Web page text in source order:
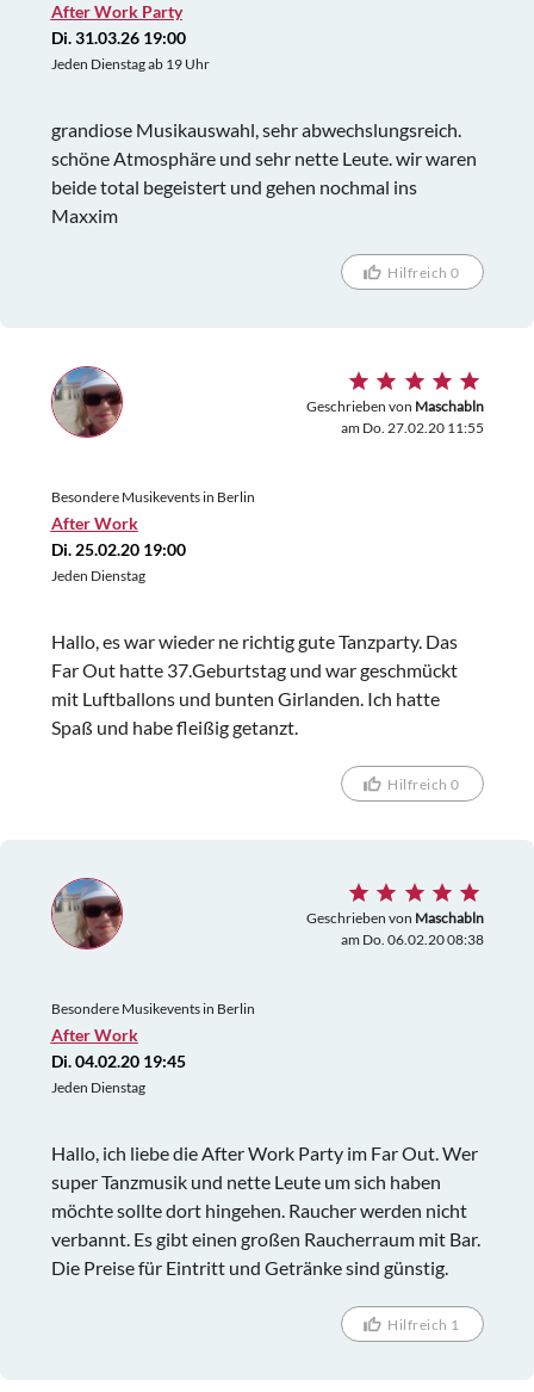
After Work Party
Di. 31.03.26 19:00
Jeden Dienstag ab 19 Uhr
grandiose Musikauswahl, sehr abwechslungsreich.
schöne Atmosphäre und sehr nette Leute. wir waren
beide total begeistert und gehen nochmal ins
Maxxim
Hilfreich 0
Geschrieben von Maschabln
am Do. 27.02.20 11:55
Besondere Musikevents in Berlin
After Work
Di. 25.02.20 19:00
Jeden Dienstag
Hallo, es war wieder ne richtig gute Tanzparty. Das
Far Out hatte 37.Geburtstag und war geschmückt
mit Luftballons und bunten Girlanden. Ich hatte
Spaß und habe fleißig getanzt.
Hilfreich 0
Geschrieben von Maschabln
am Do. 06.02.20 08:38
Besondere Musikevents in Berlin
After Work
Di. 04.02.20 19:45
Jeden Dienstag
Hallo, ich liebe die After Work Party im Far Out. Wer
super Tanzmusik und nette Leute um sich haben
möchte sollte dort hingehen. Raucher werden nicht
verbannt. Es gibt einen großen Raucherraum mit Bar.
Die Preise für Eintritt und Getränke sind günstig.
Hilfreich 1